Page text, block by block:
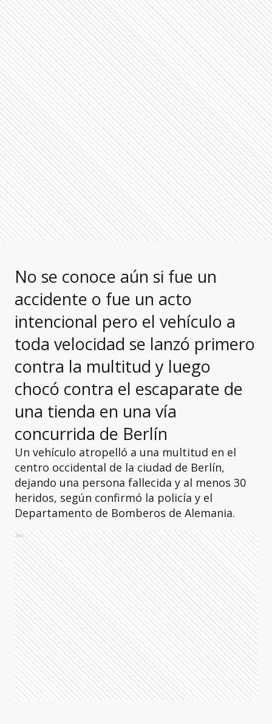
No se conoce aún si fue un
accidente o fue un acto
intencional pero el vehículo a
toda velocidad se lanzó primero
contra la multitud y luego
chocó contra el escaparate de
una tienda en una vía
concurrida de Berlín
Un vehículo atropelló a una multitud en el
centro occidental de la ciudad de Berlín,
dejando una persona fallecida y al menos 30
heridos, según confirmó la policía y el
Departamento de Bomberos de Alemania.
Ads